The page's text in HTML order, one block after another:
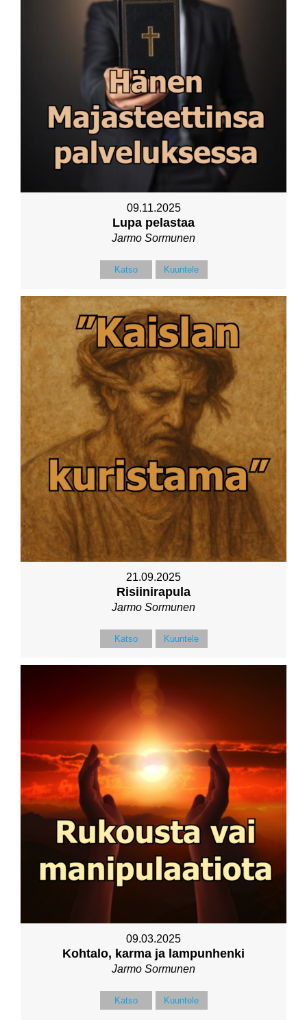
09.11.2025
Lupa pelastaa
Jarmo Sormunen
Katso Kuuntele
21.09.2025
Risiinirapula
Jarmo Sormunen
Katso Kuuntele
09.03.2025
Kohtalo, karma ja lampunhenki
Jarmo Sormunen
Katso Kuuntele